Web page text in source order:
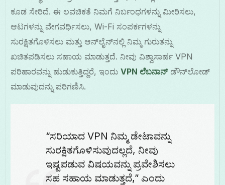
ಕೂಡ ಸೇರಿದೆ. ಈ ಲವಚಿಕತೆ ನಿಮಗೆ ನಿರ್ಬಂಧಗಳನ್ನು ಮೀರಿಸಲು,
ಆಟಗಳನ್ನು ವೇಗವರ್ಧಿಸಲು, Wi-Fi ಸಂಪರ್ಕಗಳನ್ನು
ಸುರಕ್ಷಿತಗೊಳಿಸಲು ಮತ್ತು ಆನ್‌ಲೈನ್‌ನಲ್ಲಿ ನಿಮ್ಮ ಗುರುತನ್ನು
ಖಚಿತಪಡಿಸಲು ಸಹಾಯ ಮಾಡುತ್ತದೆ. ನೀವು ವಿಶ್ವಾಸಾರ್ಹ VPN
ಪರಿಹಾರವನ್ನು ಹುಡುಕುತ್ತಿದ್ದರೆ, ಇಂದುVPN ಲೆಬನಾನ್ಡೌನ್‌ಲೋಡ್
ಮಾಡುವುದನ್ನು ಪರಿಗಣಿಸಿ.
“ಸರಿಯಾದ VPN ನಿಮ್ಮ ಡೇಟಾವನ್ನು
ಸುರಕ್ಷಿತಗೊಳಿಸುವುದಲ್ಲದೆ, ನೀವು
ಇಷ್ಟಪಡುವ ವಿಷಯವನ್ನು ಪ್ರವೇಶಿಸಲು
ಸಹ ಸಹಾಯ ಮಾಡುತ್ತದೆ,” ಎಂದು